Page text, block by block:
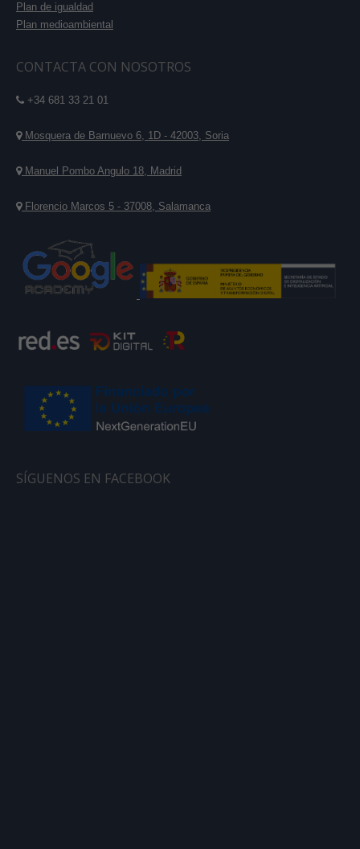
Plan de igualdad
Plan medioambiental
CONTACTA CON NOSOTROS
+34 681 33 21 01
Mosquera de Barnuevo 6, 1D - 42003, Soria
Manuel Pombo Angulo 18, Madrid
Florencio Marcos 5 - 37008, Salamanca
SÍGUENOS EN FACEBOOK